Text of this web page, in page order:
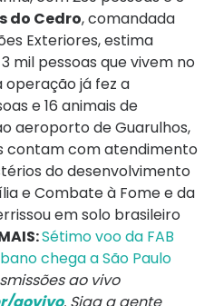
do Cedro, comandada
Exteriores, estima
mil pessoas que vivem no
operação já fez a
e 16 animais de
aeroporto de Guarulhos,
contam com atendimento
do desenvolvimento
e Combate à Fome e da
em solo brasileiro
Sétimo voo da FAB
chega a São Paulo
ao vivo